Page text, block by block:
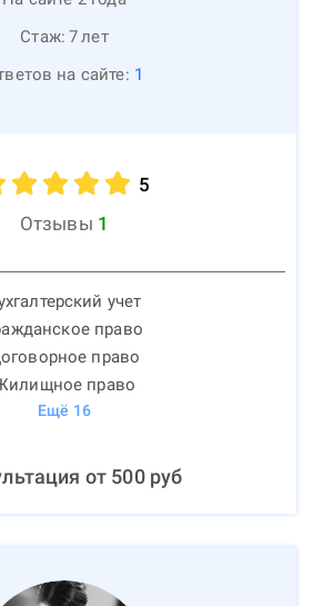
Стаж: 7лет
на сайте: 1
5
Отзывы 1
учет
право
право
право
Ещё 16
от 500руб